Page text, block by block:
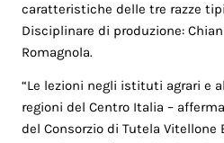
caratteristiche delle tre razze
Disciplinare di produzione:
Romagnola.
“Le lezioni negli istituti agrari e
regioni del Centro Italia –
del Consorzio di Tutela Vitellone